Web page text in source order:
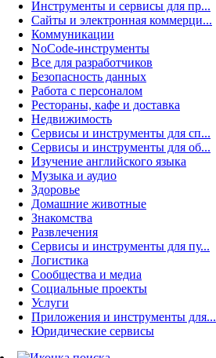
Инструменты и сервисы для пр...
Сайты и электронная коммерци...
Коммуникации
NoCode-инструменты
Все для разработчиков
Безопасность данных
Работа с персоналом
Рестораны, кафе и доставка
Недвижимость
Сервисы и инструменты для сп...
Сервисы и инструменты для об...
Изучение английского языка
Музыка и аудио
Здоровье
Домашние животные
Знакомства
Развлечения
Сервисы и инструменты для пу...
Логистика
Сообщества и медиа
Социальные проекты
Услуги
Приложения и инструменты для...
Юридические сервисы